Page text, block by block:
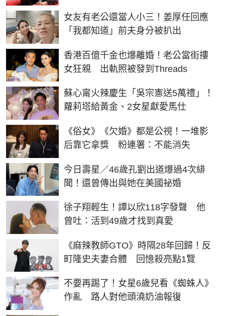
女友有老公還當人小三！姜厚任回應
「我都知道」前夫身分被扒出
香港百億千金也爆離婚！老公當街摟
女狂親 出軌照被發到Threads
蘇心甯火辣慶生「吳宗憲送5萬禮」！
蘿莉塔給黃金、2女星獻愛馬仕
《俗女》《欠婚》都是公視！一堆影
后靠它拿獎 粉連署：不能消失
今日壽星／46歲孔劉出道爆過4次緋
聞！還曾傳出與她在美國祕婚
徐子翔輕生！譚以欣118字發聲 他
曾吐：活到49歲才找到真愛
《麻辣教師GTO》時隔28年回歸！反
町隆史夫妻合體 回憶殺亮點1覽
不要再踢了！女星6歲兒看《蜘蛛人》
作亂 路人對他頭澆奶油報復